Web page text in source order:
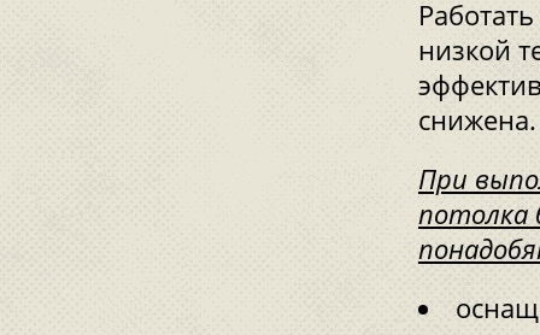
низкой
снижена.
При
потолка